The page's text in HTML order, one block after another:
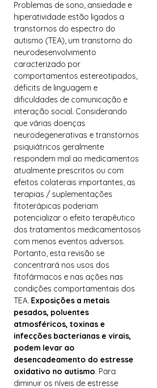
Problemas de sono, ansiedade e
hiperatividade estão ligados a
transtornos do espectro do
autismo (TEA), um transtorno do
neurodesenvolvimento
caracterizado por
comportamentos estereotipados,
déficits de linguagem e
dificuldades de comunicação e
interação social. Considerando
que várias doenças
neurodegenerativas e transtornos
psiquiátricos geralmente
respondem mal ao medicamentos
atualmente prescritos ou com
efeitos colaterais importantes, as
terapias / suplementações
fitoterápicas poderiam
potencializar o efeito terapêutico
dos tratamentos medicamentosos
com menos eventos adversos.
Portanto, esta revisão se
concentrará nos usos dos
fitofármacos e nas ações nas
condições comportamentais dos
TEA. Exposições a metais
pesados, poluentes
atmosféricos, toxinas e
infecções bacterianas e virais,
podem levar ao
desencadeamento do estresse
oxidativo no autismo. Para
diminuir os níveis de estresse